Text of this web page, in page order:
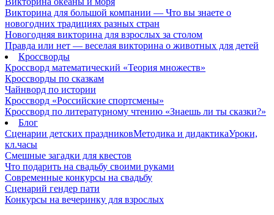
Викторина для большой компании — Что вы знаете о
новогодних традициях разных стран
Новогодняя викторина для взрослых за столом
Правда или нет — веселая викторина о животных для детей
Кроссворды
Кроссворд математический «Теория множеств»
Кроссворды по сказкам
Чайнворд по истории
Кроссворд «Российские спортсмены»
Кроссворд по литературному чтению «Знаешь ли ты сказки?»
Блог
Сценарии детских праздниковМетодика и дидактикаУроки,
кл.часы
Смешные загадки для квестов
Что подарить на свадьбу своими руками
Современные конкурсы на свадьбу
Сценарий гендер пати
Конкурсы на вечеринку для взрослых